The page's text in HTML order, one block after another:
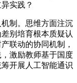
实践？
制。思维方面注沉
别培育根本质疑认
联动的协同机制，
激励教师基于国度
开展人工智能通识